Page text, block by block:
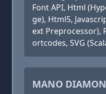
Font API, Html
ge), Html5,
ext Preprocessor),
ortcodes, SVG
MANO